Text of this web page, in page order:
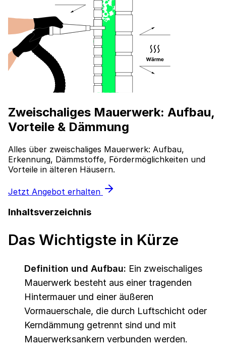
Zweischaliges Mauerwerk: Aufbau,
Vorteile & Dämmung
Alles über zweischaliges Mauerwerk: Aufbau,
Erkennung, Dämmstoffe, Fördermöglichkeiten und
Vorteile in älteren Häusern.
Jetzt Angebot erhalten
Inhaltsverzeichnis
Das Wichtigste in Kürze
Definition und Aufbau: Ein zweischaliges
Mauerwerk besteht aus einer tragenden
Hintermauer und einer äußeren
Vormauerschale, die durch Luftschicht oder
Kerndämmung getrennt sind und mit
Mauerwerksankern verbunden werden.